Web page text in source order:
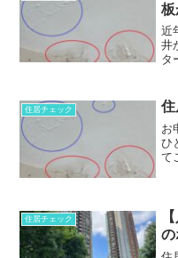
板
近
井
タ
ま
に
住居チェック 住
お
ひ
て
住居チェック
の